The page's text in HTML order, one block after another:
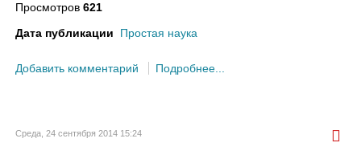
Просмотров 621
Дата публикации
Простая наука
Добавить комментарий Подробнее...
Среда, 24 сентября 2014 15:24